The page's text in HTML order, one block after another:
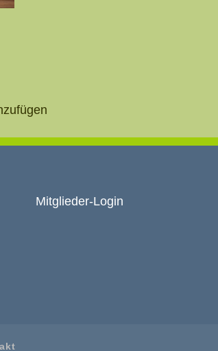
Mitglieder-Login